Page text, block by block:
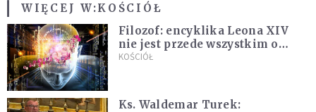
WIĘCEJ W:KOŚCIÓŁ
Filozof: encyklika Leona XIV
nie jest przede wszystkim o
sztucznej inteligencji
KOŚCIÓŁ
Ks. Waldemar Turek: